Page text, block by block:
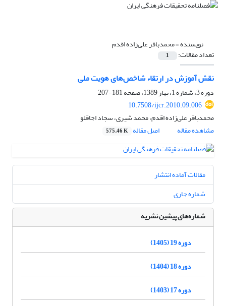
نویسنده =محمدباقر علی‌زاده اقدم
تعداد مقالات: 1
نقش آموزش در ارتقاء شاخص‌های هویت ملی
دوره 3، شماره 1، بهار 1389، صفحه
181-207
10.7508/ijcr.2010.09.006
محمدباقر علی‌زاده اقدم، محمد شیری، سجاد اجاقلو
مشاهده مقاله
اصل مقاله 575.46 K
مقالات آماده انتشار
شماره جاری
شماره‌های پیشین نشریه
دوره 19 (1405)
دوره 18 (1404)
دوره 17 (1403)